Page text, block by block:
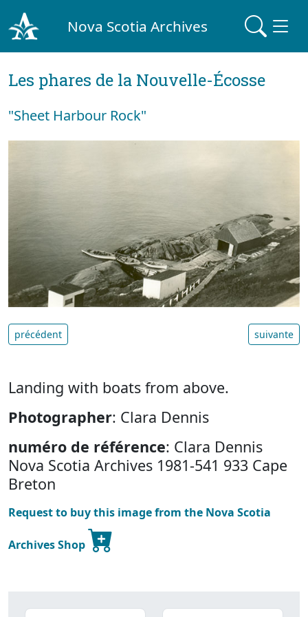
Nova Scotia Archives
Les phares de la Nouvelle-Écosse
"Sheet Harbour Rock"
précédent suivante
Landing with boats from above.
Photographer: Clara Dennis
numéro de référence: Clara Dennis
Nova Scotia Archives 1981-541 933 Cape
Breton
Request to buy this image from the Nova Scotia
Archives Shop